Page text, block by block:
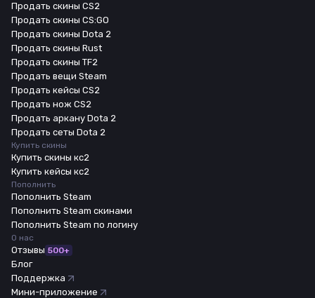
Продать скины CS2
Продать скины CS:GO
Продать скины Dota 2
Продать скины Rust
Продать скины TF2
Продать вещи Steam
Продать кейсы CS2
Продать нож CS2
Продать аркану Dota 2
Продать сеты Dota 2
Купить скины
Купить скины кс2
Купить кейсы кс2
Пополнить
Пополнить Steam
Пополнить Steam скинами
Пополнить Steam по логину
О нас
Отзывы 500+
Блог
Поддержка
Мини-приложение